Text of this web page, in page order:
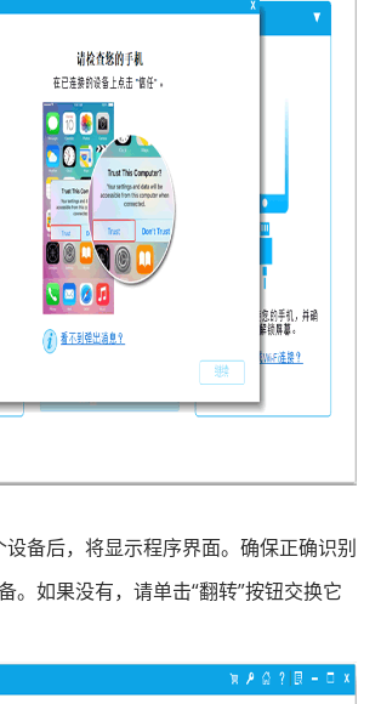
设备后，将显示程序界面。确保正确识别
。如果没有，请单击“翻转”按钮交换它